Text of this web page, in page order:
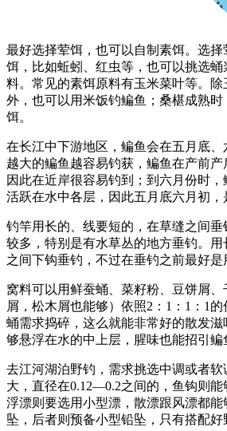
最好选择荤饵，也可以自制素饵。选
饵，比如蚯蚓、红虫等，也可以挑选
料。常见的素饵原料有玉米菜叶等。除
外，也可以用米饭钓鳊鱼；桑椹成熟
饵。
在长江中下游地区，鳊鱼会在五月底
越大的鳊鱼越容易钓获，鳊鱼在产前产
因此在近岸很容易钓到；到六月份时，
活跃在水中各层，因此五月底六月初，
钓竿用长的、线要短的，在草缝之间
较多，特别是有水草丛的地方垂钓。
之间下钩垂钓，不过在垂钓之前最好是
窝料可以用鲜蚕蛹、菜籽粉、豆饼屑
屑，松木屑也能够）依照2：1：1：1
蛹需求捣碎，这么就能非常好的散发
够悬浮在水的中上层，腥味也能招引鳊
去江河湖泊野钓，需求挑选中调或者
大，直径在0.12—0.2之间的，鱼钩则能
浮漂则要选用小型漂，散漂跟风漂都
坠，后者则预备小型铅坠，只有搭配好